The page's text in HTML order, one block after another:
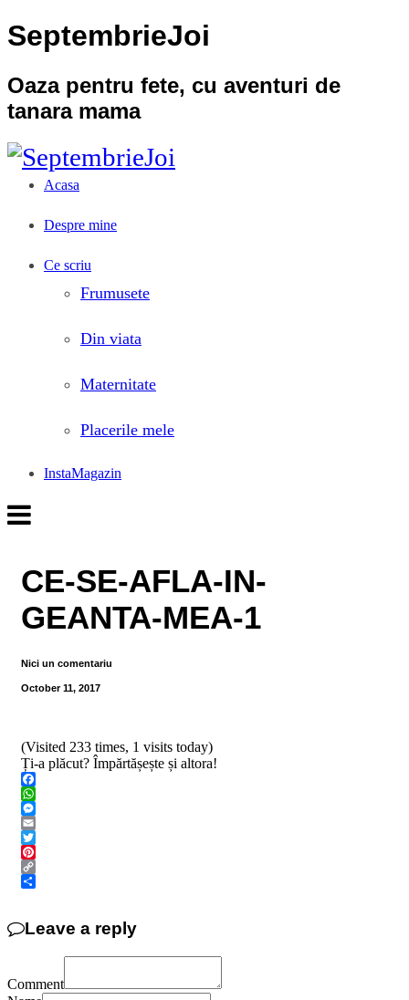
SeptembrieJoi
Oaza pentru fete, cu aventuri de
tanara mama
Acasa
Despre mine
Ce scriu
Frumusete
Din viata
Maternitate
Placerile mele
InstaMagazin
CE-SE-AFLA-IN-
GEANTA-MEA-1
Nici un comentariu
October 11, 2017
(Visited 233 times, 1 visits today)
Ți-a plăcut? Împărtășește și altora!
Facebook
WhatsApp
Messenger
Email
Twitter
Pinterest
Copy
Leave a reply
Comment